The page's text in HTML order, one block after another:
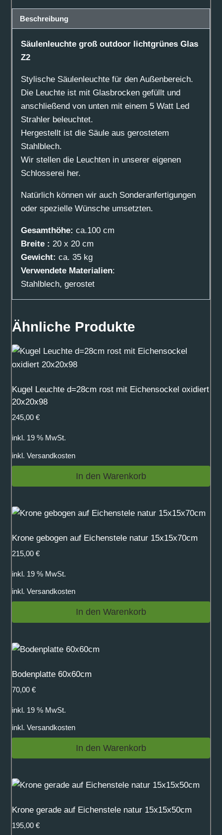
lichtgrünes
Glas
Menge
Beschreibung
Säulenleuchte groß outdoor lichtgrünes Glas
Z2
Stylische Säulenleuchte für den Außenbereich.
Die Leuchte ist mit Glasbrocken gefüllt und
anschließend von unten mit einem 5 Watt Led
Strahler beleuchtet.
Hergestellt ist die Säule aus gerostetem
Stahlblech.
Wir stellen die Leuchten in unserer eigenen
Schlosserei her.
Natürlich können wir auch Sonderanfertigungen
oder spezielle Wünsche umsetzten.
Gesamthöhe: ca.100 cm
Breite : 20 x 20 cm
Gewicht: ca. 35 kg
Verwendete Materialien:
Stahlblech, gerostet
Ähnliche Produkte
Kugel Leuchte d=28cm rost mit Eichensockel oxidiert
20x20x98
245,00 €
inkl. 19 % MwSt.
inkl. Versandkosten
In den Warenkorb
Krone gebogen auf Eichenstele natur 15x15x70cm
215,00 €
inkl. 19 % MwSt.
inkl. Versandkosten
In den Warenkorb
Bodenplatte 60x60cm
70,00 €
inkl. 19 % MwSt.
inkl. Versandkosten
In den Warenkorb
Krone gerade auf Eichenstele natur 15x15x50cm
195,00 €